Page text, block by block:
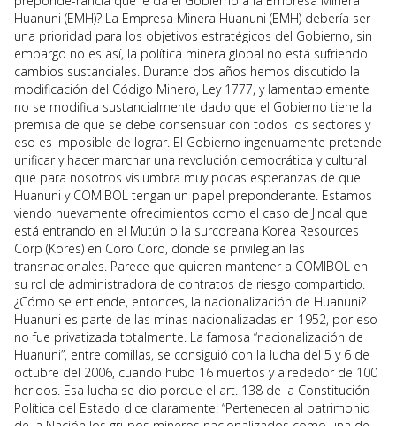
Huanuni (EMH)? La Empresa Minera Huanuni (EMH) debería ser
una prioridad para los objetivos estratégicos del Gobierno, sin
embargo no es así, la política minera global no está sufriendo
cambios sustanciales. Durante dos años hemos discutido la
modificación del Código Minero, Ley 1777, y lamentablemente
no se modifica sustancialmente dado que el Gobierno tiene la
premisa de que se debe consensuar con todos los sectores y
eso es imposible de lograr. El Gobierno ingenuamente pretende
unificar y hacer marchar una revolución democrática y cultural
que para nosotros vislumbra muy pocas esperanzas de que
Huanuni y COMIBOL tengan un papel preponderante. Estamos
viendo nuevamente ofrecimientos como el caso de Jindal que
está entrando en el Mutún o la surcoreana Korea Resources
Corp (Kores) en Coro Coro, donde se privilegian las
transnacionales. Parece que quieren mantener a COMIBOL en
su rol de administradora de contratos de riesgo compartido.
¿Cómo se entiende, entonces, la nacionalización de Huanuni?
Huanuni es parte de las minas nacionalizadas en 1952, por eso
no fue privatizada totalmente. La famosa “nacionalización de
Huanuni”, entre comillas, se consiguió con la lucha del 5 y 6 de
octubre del 2006, cuando hubo 16 muertos y alrededor de 100
heridos. Esa lucha se dio porque el art. 138 de la Constitución
Política del Estado dice claramente: “Pertenecen al patrimonio